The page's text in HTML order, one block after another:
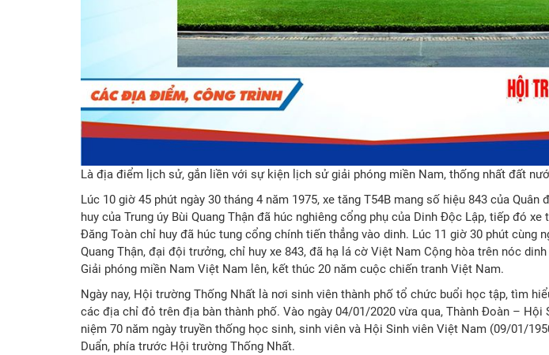
Là địa điểm lịch sử, gắn liền với sự kiện lịch sử giải phóng miền Nam, thống nhất đất
Lúc 10 giờ 45 phút ngày 30 tháng 4 năm 1975, xe tăng T54B mang số hiệu 843 của
huy của Trung úy Bùi Quang Thận đã húc nghiêng cổng phụ của Dinh Độc Lập, tiếp đó
Đăng Toàn chỉ huy đã húc tung cổng chính tiến thẳng vào dinh. Lúc 11 giờ 30 phút cùng
Quang Thận, đại đội trưởng, chỉ huy xe 843, đã hạ lá cờ Việt Nam Cộng hòa trên nóc
Giải phóng miền Nam Việt Nam lên, kết thúc 20 năm cuộc chiến tranh Việt Nam.
Ngày nay, Hội trường Thống Nhất là nơi sinh viên thành phố tổ chức buổi học tập, tìm
các địa chỉ đỏ trên địa bàn thành phố. Vào ngày 04/01/2020 vừa qua, Thành Đoàn – Hội
niệm 70 năm ngày truyền thống học sinh, sinh viên và Hội Sinh viên Việt Nam (09/01/
Duẩn, phía trước Hội trường Thống Nhất.